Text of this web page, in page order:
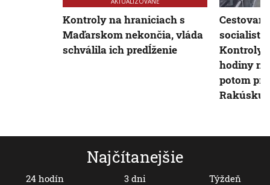
Najčítanejšie
24 hodín 3 dni Týždeň
Kontroly na hraniciach s
Maďarskom nekončia, vláda
schválila ich predĺženie
Kontroly,
hodiny
potom
Rakúsku